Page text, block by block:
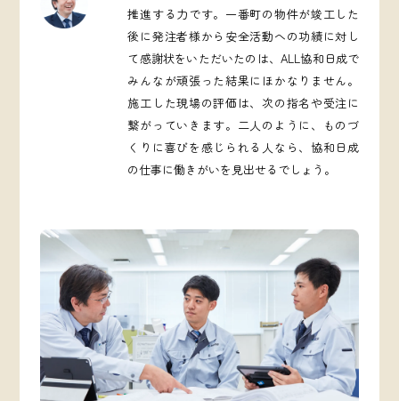
推進する力です。一番町の物件が竣工した
後に発注者様から安全活動への功績に対し
て感謝状をいただいたのは、ALL協和日成で
みんなが頑張った結果にほかなりません。
施工した現場の評価は、次の指名や受注に
繋がっていきます。二人のように、ものづ
くりに喜びを感じられる人なら、協和日成
の仕事に働きがいを見出せるでしょう。